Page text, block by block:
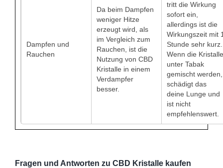
Dampfen und
Rauchen
Da beim Dampfen
weniger Hitze
erzeugt wird, als
im Vergleich zum
Rauchen, ist die
Nutzung von CBD
Kristalle in einem
Verdampfer
besser.
tritt die Wirkung
sofort ein,
allerdings ist die
Wirkungszeit mit
Stunde sehr kurz.
Wenn die Kristalle
unter Tabak
gemischt werden,
schädigt das
deine Lunge und
ist nicht
empfehlenswert.
Fragen und Antworten zu CBD Kristalle kaufen